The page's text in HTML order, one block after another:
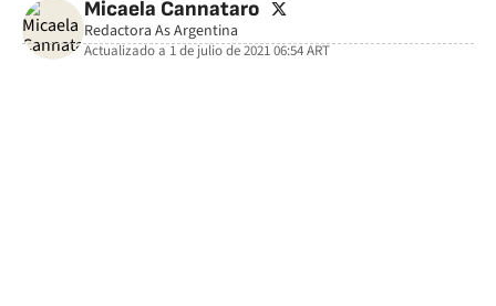
Micaela Cannataro twitter
Redactora As Argentina
Actualizado a1 de julio de 2021 06:54ART